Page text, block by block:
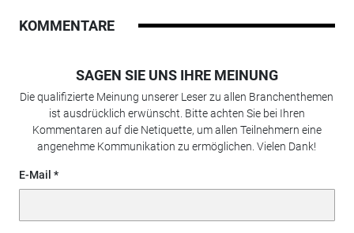
KOMMENTARE
SAGEN SIE UNS IHRE MEINUNG
Die qualifizierte Meinung unserer Leser zu allen Branchenthemen
ist ausdrücklich erwünscht. Bitte achten Sie bei Ihren
Kommentaren auf die Netiquette, um allen Teilnehmern eine
angenehme Kommunikation zu ermöglichen. Vielen Dank!
E-Mail